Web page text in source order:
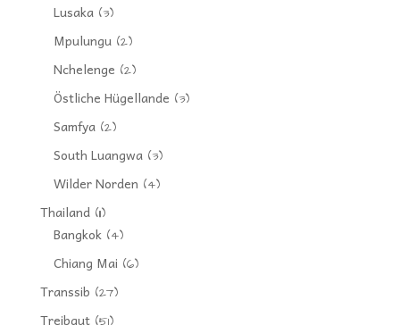
Lusaka(3)
Mpulungu(2)
Nchelenge (2)
Östliche Hügellande (3)
Samfya(2)
South Luangwa(3)
Wilder Norden (4)
Thailand(11)
Bangkok(4)
Chiang Mai (6)
Transsib (27)
Treibgut(51)